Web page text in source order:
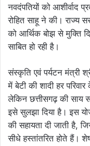
नवदंपतियों को आशीर्वाद
रोहित साहू ने की। राज्य
को आर्थिक बोझ से मुक्ति
साबित हो रही है।
संस्कृति एवं पर्यटन मंत्री
में बेटी की शादी हर
लेकिन छत्तीसगढ़ की साय
इसे सुलझा दिया है। इस
की सहायता दी जाती है,
सीधे हस्तांतरित होते हैं।